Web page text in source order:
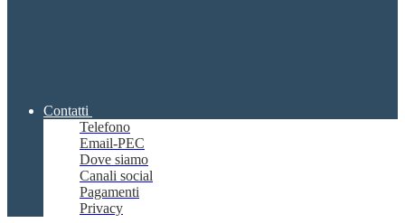
Contatti
Telefono
Email-PEC
Dove siamo
Canali social
Pagamenti
Privacy